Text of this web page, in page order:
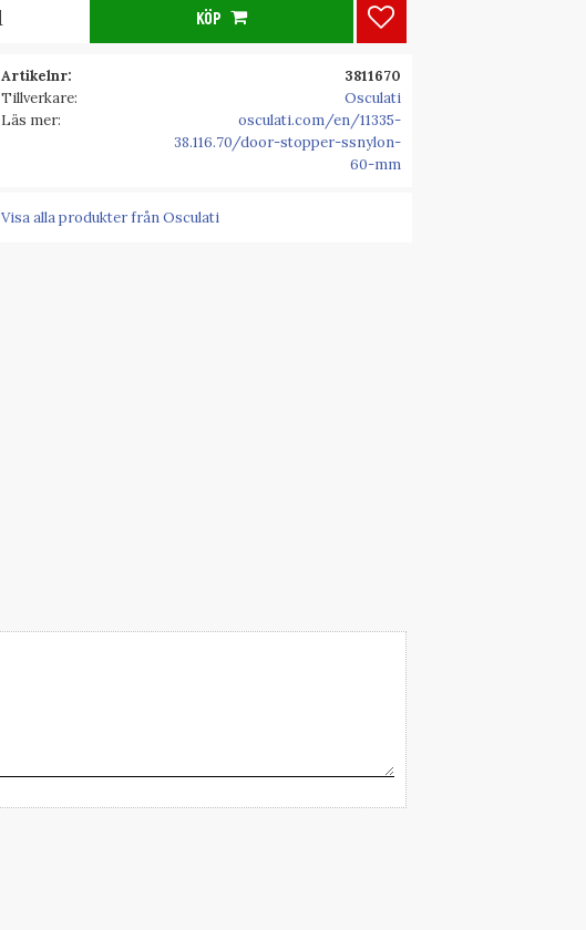
KÖP Lägg till i favoriter
Artikelnr
3811670
Tillverkare
Osculati
Läs mer
osculati.com/en/11335-
38.116.70/door-stopper-ssnylon-
60-mm
Visa alla produkter från Osculati